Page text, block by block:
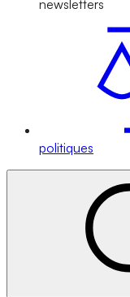
newsletters
politiques